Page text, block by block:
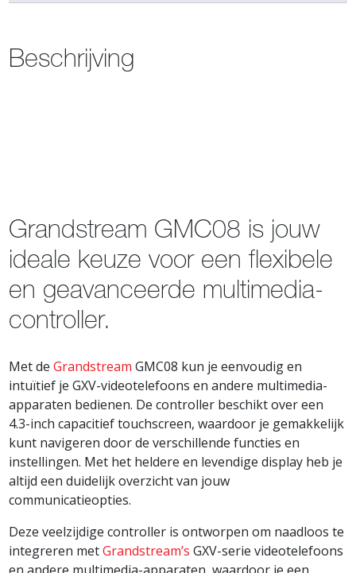
Beschrijving
Grandstream GMC08 is jouw
ideale keuze voor een flexibele
en geavanceerde multimedia-
controller.
Met deGrandstream GMC08 kun je eenvoudig en
intuïtief je GXV-videotelefoons en andere multimedia-
apparaten bedienen. De controller beschikt over een
4.3-inch capacitief touchscreen, waardoor je gemakkelijk
kunt navigeren door de verschillende functies en
instellingen. Met het heldere en levendige display heb je
altijd een duidelijk overzicht van jouw
communicatieopties.
Deze veelzijdige controller is ontworpen om naadloos te
integreren metGrandstream’s GXV-serie videotelefoons
en andere multimedia-apparaten, waardoor je een